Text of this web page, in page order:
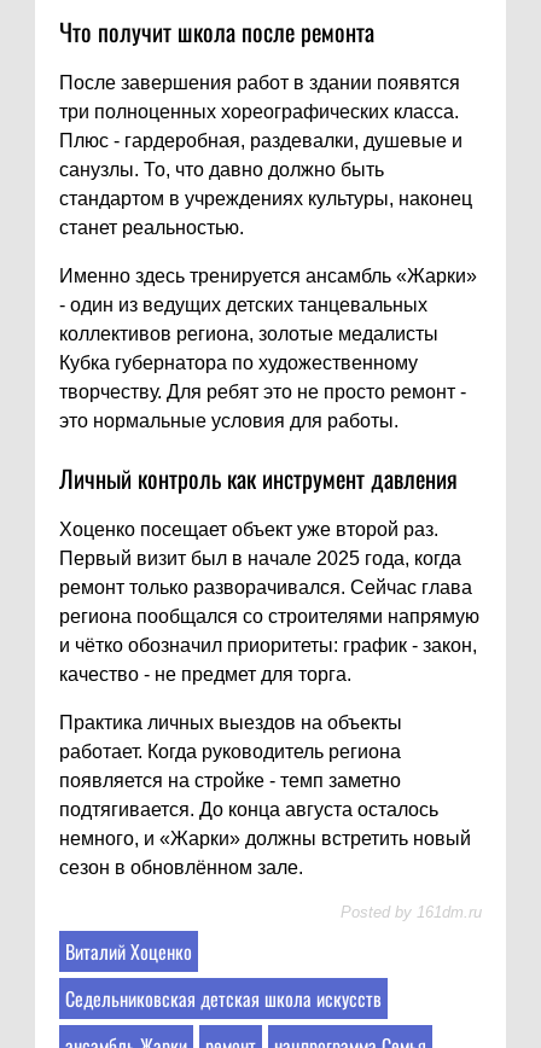
Что получит школа после ремонта
После завершения работ в здании появятся
три полноценных хореографических класса.
Плюс - гардеробная, раздевалки, душевые и
санузлы. То, что давно должно быть
стандартом в учреждениях культуры, наконец
станет реальностью.
Именно здесь тренируется ансамбль «Жарки»
- один из ведущих детских танцевальных
коллективов региона, золотые медалисты
Кубка губернатора по художественному
творчеству. Для ребят это не просто ремонт -
это нормальные условия для работы.
Личный контроль как инструмент давления
Хоценко посещает объект уже второй раз.
Первый визит был в начале 2025 года, когда
ремонт только разворачивался. Сейчас глава
региона пообщался со строителями напрямую
и чётко обозначил приоритеты: график - закон,
качество - не предмет для торга.
Практика личных выездов на объекты
работает. Когда руководитель региона
появляется на стройке - темп заметно
подтягивается. До конца августа осталось
немного, и «Жарки» должны встретить новый
сезон в обновлённом зале.
Posted by 161dm.ru
Виталий Хоценко
Седельниковская детская школа искусств